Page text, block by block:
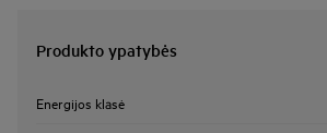
Produkto ypatybės
Energijos klasė